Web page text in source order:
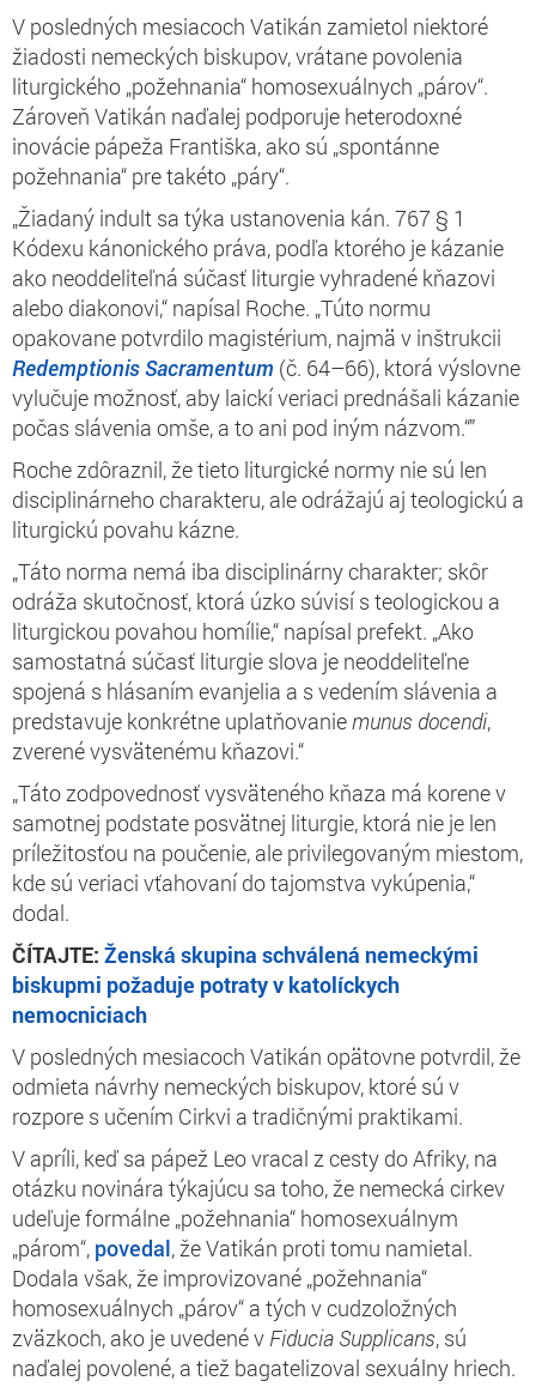
V posledných mesiacoch Vatikán zamietol niektoré
žiadosti nemeckých biskupov, vrátane povolenia
liturgického „požehnania“ homosexuálnych „párov“.
Zároveň Vatikán naďalej podporuje heterodoxné
inovácie pápeža Františka, ako sú „spontánne
požehnania“ pre takéto „páry“.
„Žiadaný indult sa týka ustanovenia kán. 767 § 1
Kódexu kánonického práva, podľa ktorého je kázanie
ako neoddeliteľná súčasť liturgie vyhradené kňazovi
alebo diakonovi,“ napísal Roche. „Túto normu
opakovane potvrdilo magistérium, najmä v inštrukcii
Redemptionis Sacramentum (č. 64–66), ktorá výslovne
vylučuje možnosť, aby laickí veriaci prednášali kázanie
počas slávenia omše, a to ani pod iným názvom.“”
Roche zdôraznil, že tieto liturgické normy nie sú len
disciplinárneho charakteru, ale odrážajú aj teologickú a
liturgickú povahu kázne.
„Táto norma nemá iba disciplinárny charakter; skôr
odráža skutočnosť, ktorá úzko súvisí s teologickou a
liturgickou povahou homílie,“ napísal prefekt. „Ako
samostatná súčasť liturgie slova je neoddeliteľne
spojená s hlásaním evanjelia a s vedením slávenia a
predstavuje konkrétne uplatňovaniemunus docendi,
zverené vysvätenému kňazovi.“
„Táto zodpovednosť vysväteného kňaza má korene v
samotnej podstate posvätnej liturgie, ktorá nie je len
príležitosťou na poučenie, ale privilegovaným miestom,
kde sú veriaci vťahovaní do tajomstva vykúpenia,“
dodal.
ČÍTAJTE: Ženská skupina schválená nemeckými
biskupmi požaduje potraty v katolíckych
nemocniciach
V posledných mesiacoch Vatikán opätovne potvrdil, že
odmieta návrhy nemeckých biskupov, ktoré sú v
rozpore s učením Cirkvi a tradičnými praktikami.
V apríli, keď sa pápež Leo vracal z cesty do Afriky, na
otázku novinára týkajúcu sa toho, že nemecká cirkev
udeľuje formálne „požehnania“ homosexuálnym
„párom“, povedal, že Vatikán proti tomu namietal.
Dodala však, že improvizované „požehnania“
homosexuálnych „párov“ a tých v cudzoložných
zväzkoch, ako je uvedené v Fiducia Supplicans, sú
naďalej povolené, a tiež bagatelizoval sexuálny hriech.